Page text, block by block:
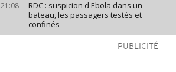
21:08
RDC : suspicion d'Ebola dans un
bateau, les passagers testés et
confinés
PUBLICITÉ